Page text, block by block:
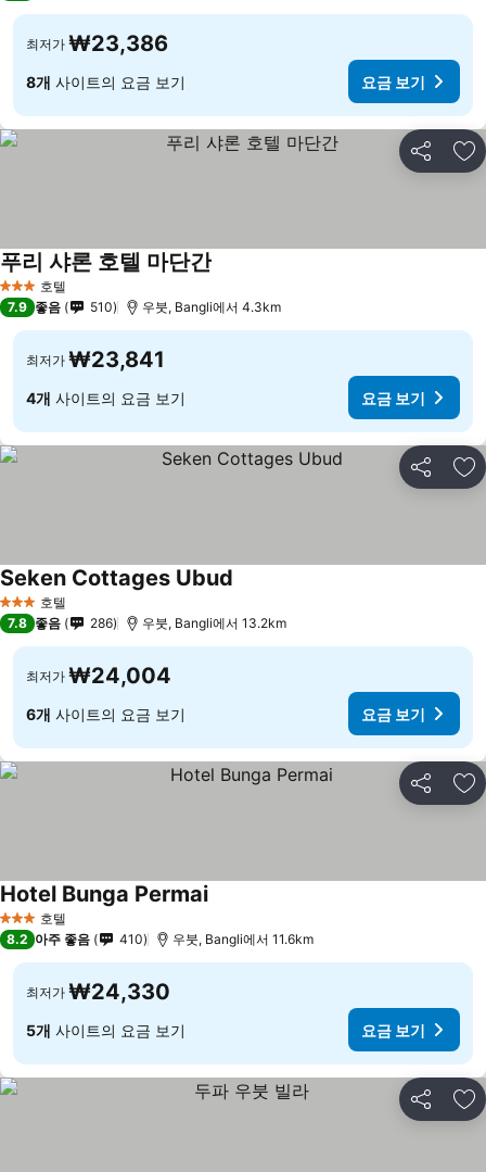
최저가 ₩23,386
8개 사이트의 요금 보기 요금 보기
공유 즐
3 성급 호텔
푸리 샤론 호텔 마단간
7.9 좋음 510 우붓, Bangli에서 4.3km
최저가 ₩23,841
4개 사이트의 요금 보기 요금 보기
공유 즐
3 성급 호텔
Seken Cottages Ubud
7.8 좋음 286 우붓, Bangli에서 13.2km
최저가 ₩24,004
6개 사이트의 요금 보기 요금 보기
공유 즐
3 성급 호텔
Hotel Bunga Permai
8.2 아주 좋음 410 우붓, Bangli에서 11.6km
최저가 ₩24,330
5개 사이트의 요금 보기 요금 보기
공유 즐